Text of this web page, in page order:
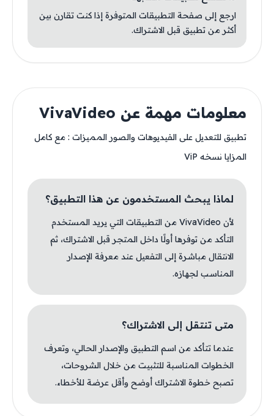
ارجع إلى صفحة التطبيقات المتوفرة إذا كنت تقارن بين
أكثر من تطبيق قبل الاشتراك.
معلومات مهمة عن VivaVideo
تطبيق للتعديل على الفيديوهات والصور المميزات : مع كامل
المزايا نسخه ViP
لماذا يبحث المستخدمون عن هذا التطبيق؟
لأن VivaVideo من التطبيقات التي يريد المستخدم
التأكد من توفرها أولًا داخل المتجر قبل الاشتراك، ثم
الانتقال مباشرة إلى التفعيل عند معرفة الإصدار
المناسب لجهازه.
متى تنتقل إلى الاشتراك؟
عندما تتأكد من اسم التطبيق والإصدار الحالي، وتعرف
الخطوات المناسبة للتثبيت من خلال الشروحات،
تصبح خطوة الاشتراك أوضح وأقل عرضة للأخطاء.